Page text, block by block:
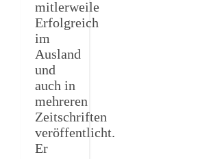
mitlerweile
Erfolgreich
im
Ausland
und
auch in
mehreren
Zeitschriften
veröffentlicht.
Er